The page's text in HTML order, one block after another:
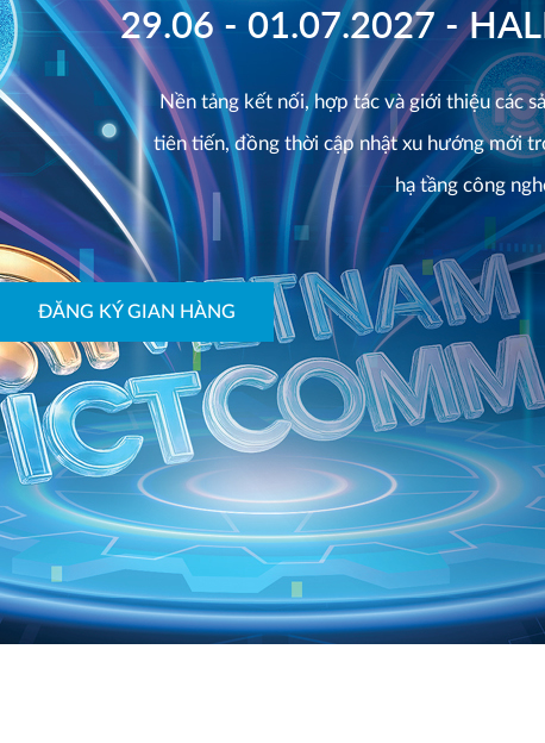
29.06 - 01.07.2027 -
Nền tảng kết nối, hợp tác và giới thiệu các
tiên tiến, đồng thời cập nhật xu hướng mới
hạ tầng công
ĐĂNG KÝ GIAN HÀNG